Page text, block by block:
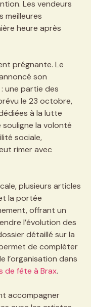
Les vendeurs
meilleures
heure après
prégnante. Le
son
: une partie des
le 23 octobre,
à la lutte
la volonté
sociale,
rimer avec
plusieurs articles
la portée
offrant un
l’évolution des
détaillé sur la
de compléter
l’organisation dans
de fête à Brax.
accompagner